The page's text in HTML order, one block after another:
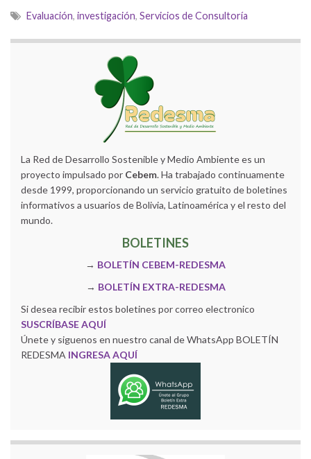
Evaluación, investigación, Servicios de Consultoría
La Red de Desarrollo Sostenible y Medio Ambiente es un
proyecto impulsado por Cebem. Ha trabajado continuamente
desde 1999, proporcionando un servicio gratuito de boletines
informativos a usuarios de Bolivia, Latinoamérica y el resto del
mundo.
BOLETINES
→ BOLETÍN CEBEM-REDESMA
→ BOLETÍN EXTRA-REDESMA
Si desea recibir estos boletines por correo electronico
SUSCRÍBASE AQUÍ
Únete y siguenos en nuestro canal de WhatsApp BOLETÍN
REDESMA INGRESA AQUÍ